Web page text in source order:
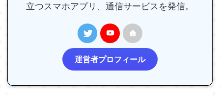
立つスマホアプリ、通信サービスを発信。
運営者プロフィール